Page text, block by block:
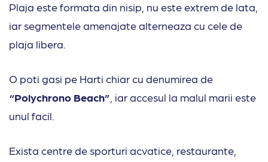
Plaja este formata din nisip, nu este extrem de lata,
iar segmentele amenajate alterneaza cu cele de
plaja libera.
O poti gasi pe Harti chiar cu denumirea de
“Polychrono Beach” , iar accesul la malul marii este
unul facil.
Exista centre de sporturi acvatice, restaurante,